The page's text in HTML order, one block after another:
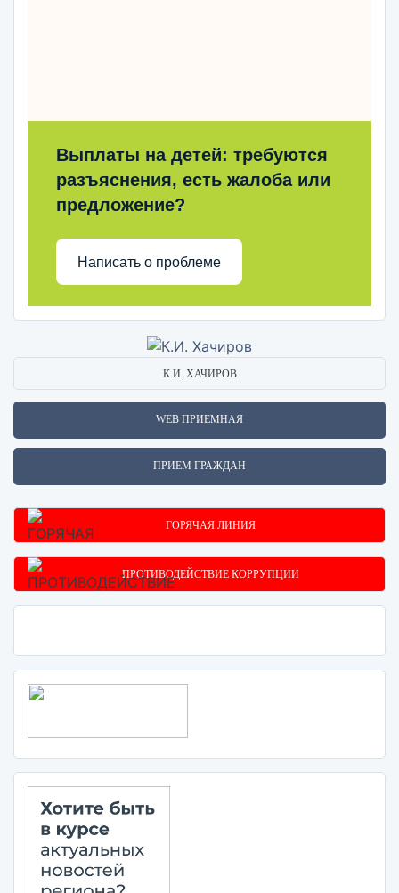
Выплаты на детей: требуются
разъяснения, есть жалоба или
предложение?
Написать о проблеме
К.И. ХАЧИРОВ
WEB ПРИЕМНАЯ
ПРИЕМ ГРАЖДАН
ГОРЯЧАЯ ЛИНИЯ
ПРОТИВОДЕЙСТВИЕ КОРРУПЦИИ